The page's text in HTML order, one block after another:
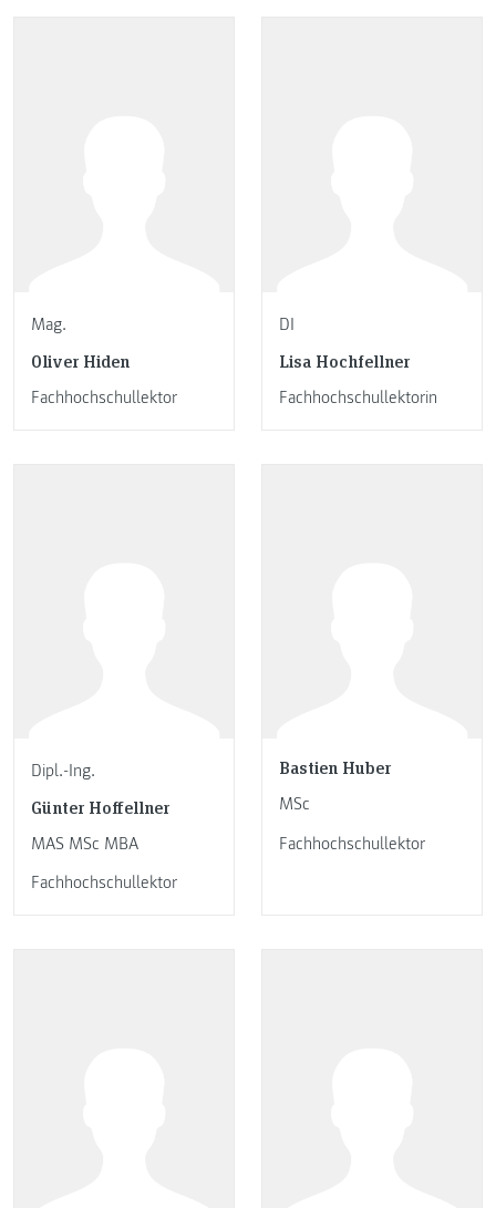
Mag.
Oliver Hiden
Fachhochschullektor
DI
Lisa Hochfellner
Fachhochschullektorin
Dipl.-Ing.
Günter Hoffellner
MAS MSc MBA
Fachhochschullektor
Bastien Huber
MSc
Fachhochschullektor